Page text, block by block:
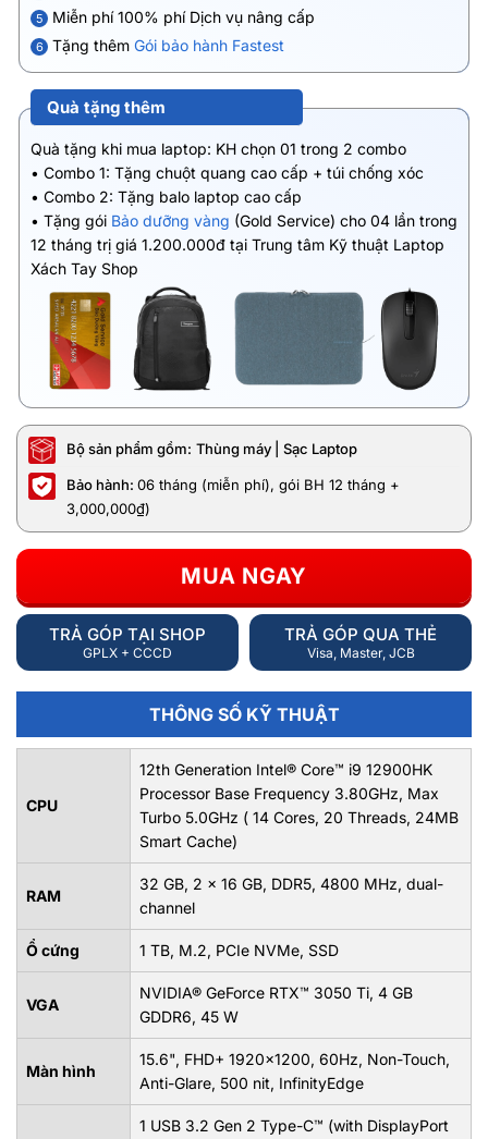
5 Miễn phí 100% phí Dịch vụ nâng cấp
6 Tặng thêm Gói bảo hành Fastest
Quà tặng thêm
Quà tặng khi mua laptop: KH chọn 01 trong 2 combo
• Combo 1: Tặng chuột quang cao cấp + túi chống xóc
• Combo 2: Tặng balo laptop cao cấp
• Tặng gói Bảo dưỡng vàng (Gold Service) cho 04 lần trong
12 tháng trị giá 1.200.000đ tại Trung tâm Kỹ thuật Laptop
Xách Tay Shop
Bộ sản phẩm gồm: Thùng máy | Sạc Laptop
Bảo hành: 06 tháng (miễn phí), gói BH 12 tháng +
3,000,000₫)
MUA NGAY
TRẢ GÓP TẠI SHOP
GPLX + CCCD
TRẢ GÓP QUA THẺ
Visa, Master, JCB
THÔNG SỐ KỸ THUẬT
CPU
12th Generation Intel® Core™ i9 12900HK
Processor Base Frequency 3.80GHz, Max
Turbo 5.0GHz ( 14 Cores, 20 Threads, 24MB
Smart Cache)
RAM
32 GB, 2 x 16 GB, DDR5, 4800 MHz, dual-
channel
Ổ cứng 1 TB, M.2, PCIe NVMe, SSD
VGA
NVIDIA® GeForce RTX™ 3050 Ti, 4 GB
GDDR6, 45 W
Màn hình
15.6", FHD+ 1920x1200, 60Hz, Non-Touch,
Anti-Glare, 500 nit, InfinityEdge
1 USB 3.2 Gen 2 Type-C™ (with DisplayPort